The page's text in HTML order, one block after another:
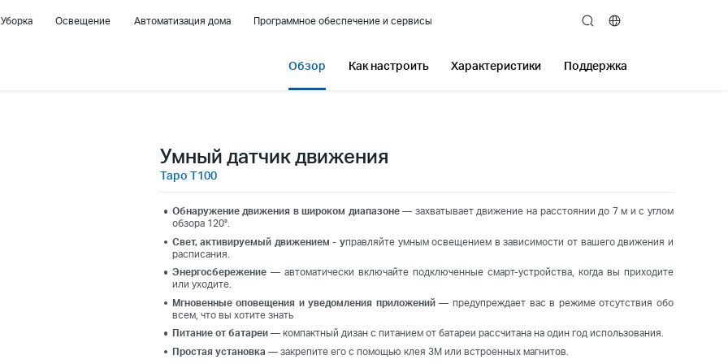
Уборка Освещение Автоматизация дома Программное обеспечение и сервисы search
Обзор Как настроить Характеристики Поддержка
Умный датчик движения
Tapo T100
Обнаружение движения в широком диапазоне— захватывает движение на расстоянии до 7 м и с углом
обзора 120°.
Свет,активируемый движением - управляйте умным освещением в зависимости от вашего движения и
расписания.
Энергосбережение— автоматически включайте подключенные смарт-устройства, когда вы приходите
или уходите.
Мгновенные оповещения и уведомления приложений— предупреждает вас в режиме отсутствия обо
всем, что вы хотите знать
Питание от батареи— компактный дизан с питанием от батареи рассчитана на один год использования.
Простая установка — закрепите его с помощью клея 3M или встроенных магнитов.